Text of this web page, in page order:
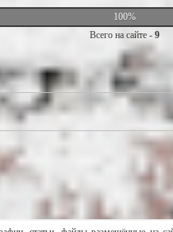
100%
Всего на сайте - 9